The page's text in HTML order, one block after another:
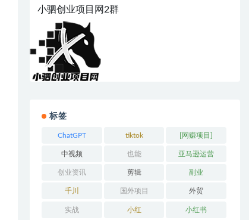
小驷创业项目网2群
标签
ChatGPT tiktok [网赚项目]
中视频 也能 亚马逊运营
创业资讯 剪辑 副业
千川 国外项目 外贸
实战 小红 小红书